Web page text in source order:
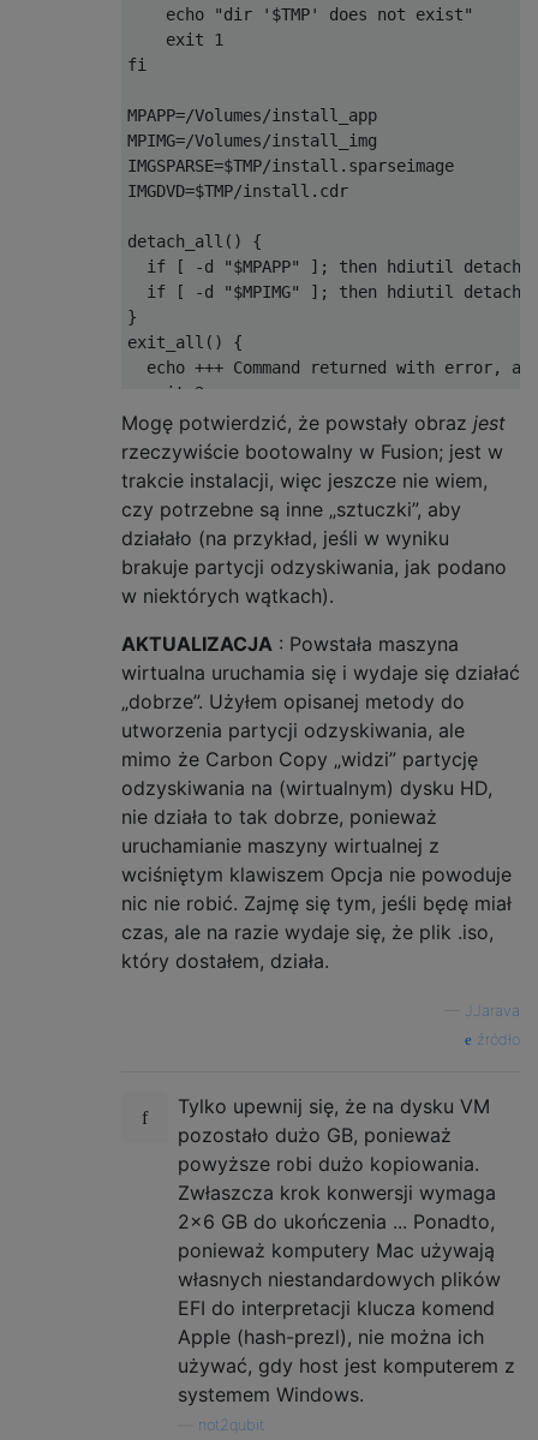
    echo
"dir '$TMP' does not exist"
    exit
1
fi
MPAPP=/Volumes/install_app
MPIMG=/Volumes/install_img
IMGSPARSE=$TMP/install . sparseimage
IMGDVD=$TMP/install . cdr
detach_all ()
{
if
[ -d "$MPAPP" ]; then hdiutil detach
if
[ -d "$MPIMG" ]; then hdiutil detach
}
exit_all ()
{
  echo
+++ Command returned with error,
  exit
2
}
trap detach_all EXIT
trap exit_all ERR
echo +++ Trying to unmount anything from
detach_all
hdiutil attach "$ESD" -noverify -nobrowse
echo Convert
the boot image to a
"$IMGSPARSE"
hdiutil convert "$MPAPP"/BaseSystem.dmg
echo +++ Increase the sparse bundle
hdiutil resize -size 8g "$IMGSPARSE"
+++ the sparse bundle for
hdiutil attach
"$IMGSPARSE" noverify
System/
+++ Unmount the installer image
hdiutil detach
"$MPAPP"
+++ Unmount the sparse bundle
hdiutil detach "$MPIMG"
+++ Resize the partition in the
hdiutil resize -sectors min "$IMGSPARSE"
+++ Convert the sparse bundle to ISO
f "$IMGDVD"
hdiutil convert "$IMGSPARSE" -format UDTO
+++ Remove
Mogę potwierdzić, że powstały obraz jest
rzeczywiście bootowalny w Fusion; jest w
trakcie instalacji, więc jeszcze nie wiem,
czy potrzebne są inne „sztuczki”, aby
działało (na przykład, jeśli w wyniku
brakuje partycji odzyskiwania, jak podano
w niektórych wątkach).
AKTUALIZACJA : Powstała maszyna
wirtualna uruchamia się i wydaje się działać
„dobrze”. Użyłem opisanej metody do
utworzenia partycji odzyskiwania, ale
mimo że Carbon Copy „widzi” partycję
odzyskiwania na (wirtualnym) dysku HD,
nie działa to tak dobrze, ponieważ
uruchamianie maszyny wirtualnej z
wciśniętym klawiszem Opcja nie powoduje
nic nie robić. Zajmę się tym, jeśli będę miał
czas, ale na razie wydaje się, że plik .iso,
który dostałem, działa.
JJarava
źródło
Tylko upewnij się, że na dysku VM
pozostało dużo GB, ponieważ
powyższe robi dużo kopiowania.
Zwłaszcza krok konwersji wymaga
2x6 GB do ukończenia ... Ponadto,
ponieważ komputery Mac używają
własnych niestandardowych plików
EFI do interpretacji klucza komend
Apple (hash-prezl), nie można ich
używać, gdy host jest komputerem z
systemem Windows.
not2qubit